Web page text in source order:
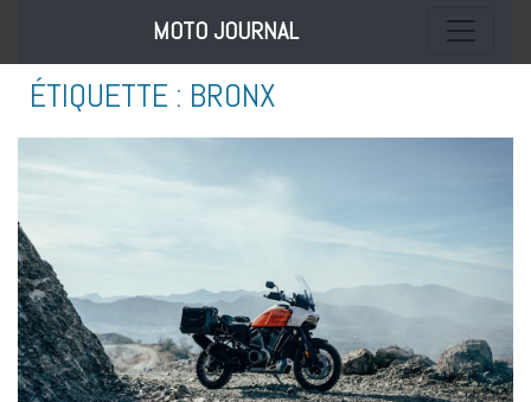
MOTO JOURNAL Toggle
ÉTIQUETTE : BRONX